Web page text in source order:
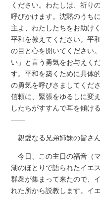
ください。わたしは、祈り
呼びかけます。沈黙のうち
主よ、わたしたちをお助け
平和を教えてください。平
の目と心を開いてください
い」と言う勇気をお与えく
す。平和を築くために具体
の勇気を呼びさましてくだ
信頼に、緊張をゆるしに変
したちがすすんで耳を傾け
――
親愛なる兄弟姉妹の皆さん
今日、この主日の福音（
湖のほとりで語られたイエ
群衆が集まって来たので、
れた所から説教します。イ